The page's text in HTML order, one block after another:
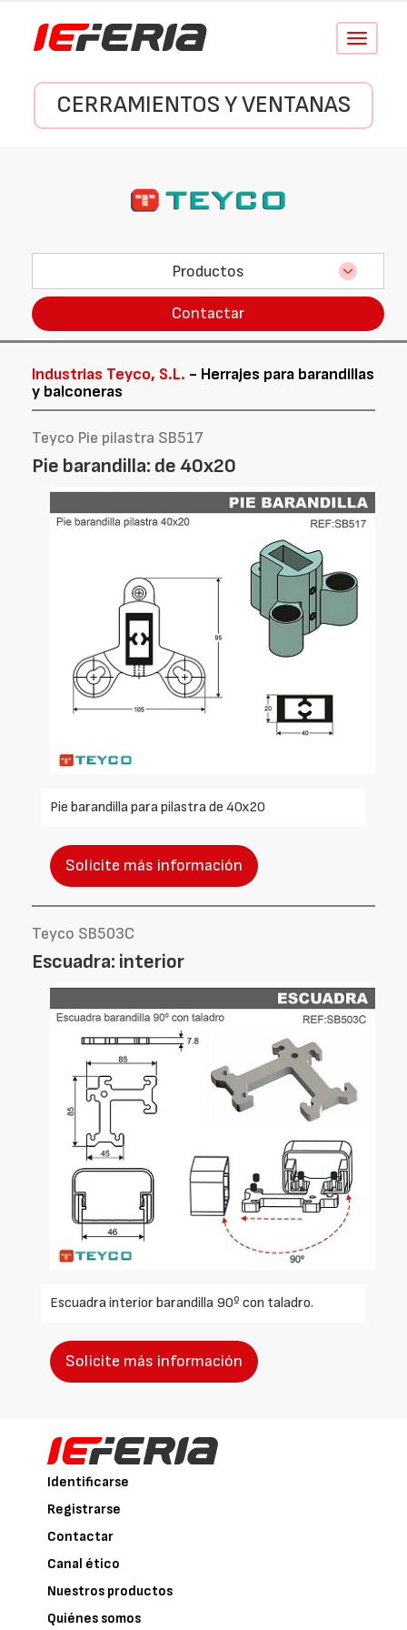
Conmutar
CERRAMIENTOS Y VENTANAS
Productos
Contactar
Industrias Teyco, S.L. - Herrajes para barandillas
y balconeras
Teyco Pie pilastra SB517
Pie barandilla: de 40x20
Pie barandilla para pilastra de 40x20
Solicite más información
Teyco SB503C
Escuadra: interior
Escuadra interior barandilla 90º con taladro.
Solicite más información
Identificarse
Registrarse
Contactar
Canal ético
Nuestros productos
Quiénes somos